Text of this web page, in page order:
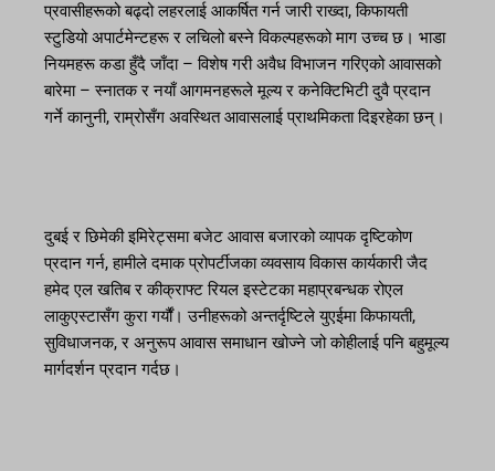
प्रवासीहरूको बढ्दो लहरलाई आकर्षित गर्न जारी राख्दा, किफायती
स्टुडियो अपार्टमेन्टहरू र लचिलो बस्ने विकल्पहरूको माग उच्च छ। भाडा
नियमहरू कडा हुँदै जाँदा – विशेष गरी अवैध विभाजन गरिएको आवासको
बारेमा – स्नातक र नयाँ आगमनहरूले मूल्य र कनेक्टिभिटी दुवै प्रदान
गर्ने कानुनी, राम्रोसँग अवस्थित आवासलाई प्राथमिकता दिइरहेका छन्।
दुबई र छिमेकी इमिरेट्समा बजेट आवास बजारको व्यापक दृष्टिकोण
प्रदान गर्न, हामीले दमाक प्रोपर्टीजका व्यवसाय विकास कार्यकारी जैद
हमेद एल खतिब र कीक्राफ्ट रियल इस्टेटका महाप्रबन्धक रोएल
लाकुएस्टासँग कुरा गर्यौं। उनीहरूको अन्तर्दृष्टिले युएईमा किफायती,
सुविधाजनक, र अनुरूप आवास समाधान खोज्ने जो कोहीलाई पनि बहुमूल्य
मार्गदर्शन प्रदान गर्दछ।